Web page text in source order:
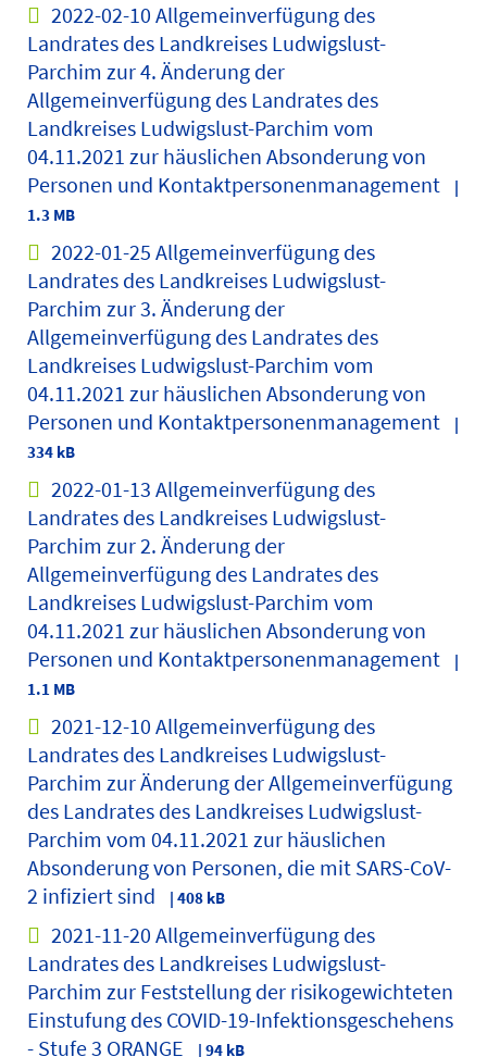
2022-02-10 Allgemeinverfügung des
Landrates des Landkreises Ludwigslust-
Parchim zur 4. Änderung der
Allgemeinverfügung des Landrates des
Landkreises Ludwigslust-Parchim vom
04.11.2021 zur häuslichen Absonderung von
Personen und Kontaktpersonenmanagement
|
1.3 MB
2022-01-25 Allgemeinverfügung des
Landrates des Landkreises Ludwigslust-
Parchim zur 3. Änderung der
Allgemeinverfügung des Landrates des
Landkreises Ludwigslust-Parchim vom
04.11.2021 zur häuslichen Absonderung von
Personen und Kontaktpersonenmanagement
|
334 kB
2022-01-13 Allgemeinverfügung des
Landrates des Landkreises Ludwigslust-
Parchim zur 2. Änderung der
Allgemeinverfügung des Landrates des
Landkreises Ludwigslust-Parchim vom
04.11.2021 zur häuslichen Absonderung von
Personen und Kontaktpersonenmanagement
|
1.1 MB
2021-12-10 Allgemeinverfügung des
Landrates des Landkreises Ludwigslust-
Parchim zur Änderung der Allgemeinverfügung
des Landrates des Landkreises Ludwigslust-
Parchim vom 04.11.2021 zur häuslichen
Absonderung von Personen, die mit SARS-CoV-
2 infiziert sind
| 408 kB
2021-11-20 Allgemeinverfügung des
Landrates des Landkreises Ludwigslust-
Parchim zur Feststellung der risikogewichteten
Einstufung des COVID-19-Infektionsgeschehens
- Stufe 3 ORANGE
| 94 kB